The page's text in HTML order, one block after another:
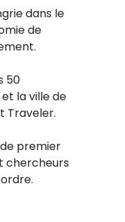
dans le
de
50
la ville de
Traveler.
premier
chercheurs